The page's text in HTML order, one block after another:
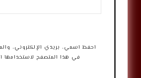
احفظ اسمي، بريدي الإلكتروني،
في هذا المتصفح لاستخدامها